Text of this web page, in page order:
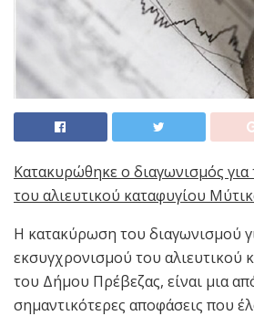
Κατακυρώθηκε ο διαγωνισμός
του αλιευτικού καταφυγίου
Η κατακύρωση του διαγωνισμού
εκσυγχρονισμού του αλιευτικού
του Δήμου Πρέβεζας, είναι μια
σημαντικότερες αποφάσεις που